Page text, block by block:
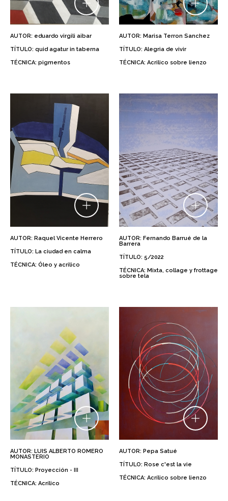
AUTOR: eduardo virgili aibar
TÍTULO: quid agatur in taberna
TÉCNICA: pigmentos
AUTOR: Marisa Terron Sanchez
TÍTULO: Alegria de vivir
TÉCNICA: Acrilico sobre lienzo
AUTOR: Raquel Vicente Herrero
TÍTULO: La ciudad en calma
TÉCNICA: Óleo y acrilico
AUTOR: Fernando Barrué de la
Barrera
TÍTULO: 5/2022
TÉCNICA: Mixta, collage y frottage
sobre tela
AUTOR: LUIS ALBERTO ROMERO
MONASTERIO
TÍTULO: Proyección - III
TÉCNICA: Acrílico
AUTOR: Pepa Satué
TÍTULO: Rose c'est la vie
TÉCNICA: Acrílico sobre lienzo